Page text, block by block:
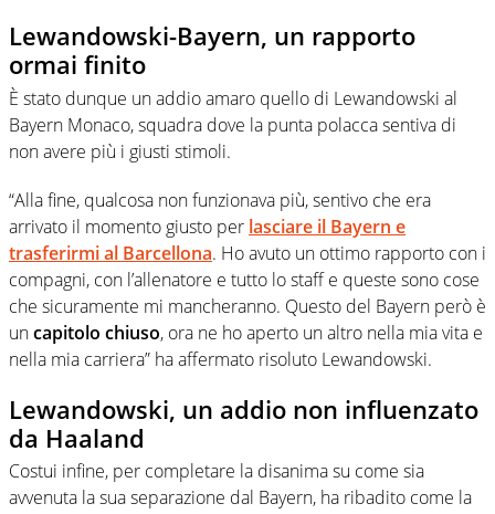
Lewandowski-Bayern, un rapporto
ormai finito
È stato dunque un addio amaro quello di Lewandowski al
Bayern Monaco, squadra dove la punta polacca sentiva di
non avere più i giusti stimoli.
“Alla fine, qualcosa non funzionava più, sentivo che era
arrivato il momento giusto per lasciare il Bayern e
trasferirmi al Barcellona. Ho avuto un ottimo rapporto con i
compagni, con l’allenatore e tutto lo staff e queste sono cose
che sicuramente mi mancheranno. Questo del Bayern però è
uncapitolo chiuso, ora ne ho aperto un altro nella mia vita e
nella mia carriera” ha affermato risoluto Lewandowski.
Lewandowski, un addio non influenzato
da Haaland
Costui infine, per completare la disanima su come sia
avvenuta la sua separazione dal Bayern, ha ribadito come la